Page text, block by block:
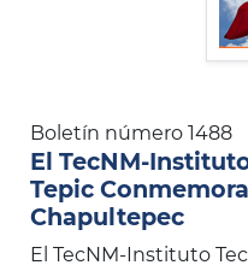
Boletín número 1488
El TecNM-
Tepic
Chapultepec
El TecNM-Instituto